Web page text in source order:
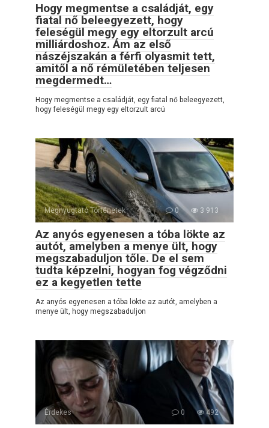
Hogy megmentse a családját, egy
fiatal nő beleegyezett, hogy
feleségül megy egy eltorzult arcú
milliárdoshoz. Ám az első
nászéjszakán a férfi olyasmit tett,
amitől a nő rémületében teljesen
megdermedt…
Hogy megmentse a családját, egy fiatal nő beleegyezett,
hogy feleségül megy egy eltorzult arcú
Megnyugtató Történetek 0 3 913
Az anyós egyenesen a tóba lökte az
autót, amelyben a menye ült, hogy
megszabaduljon tőle. De el sem
tudta képzelni, hogyan fog végződni
ez a kegyetlen tette
Az anyós egyenesen a tóba lökte az autót, amelyben a
menye ült, hogy megszabaduljon
Érdekes 0 492